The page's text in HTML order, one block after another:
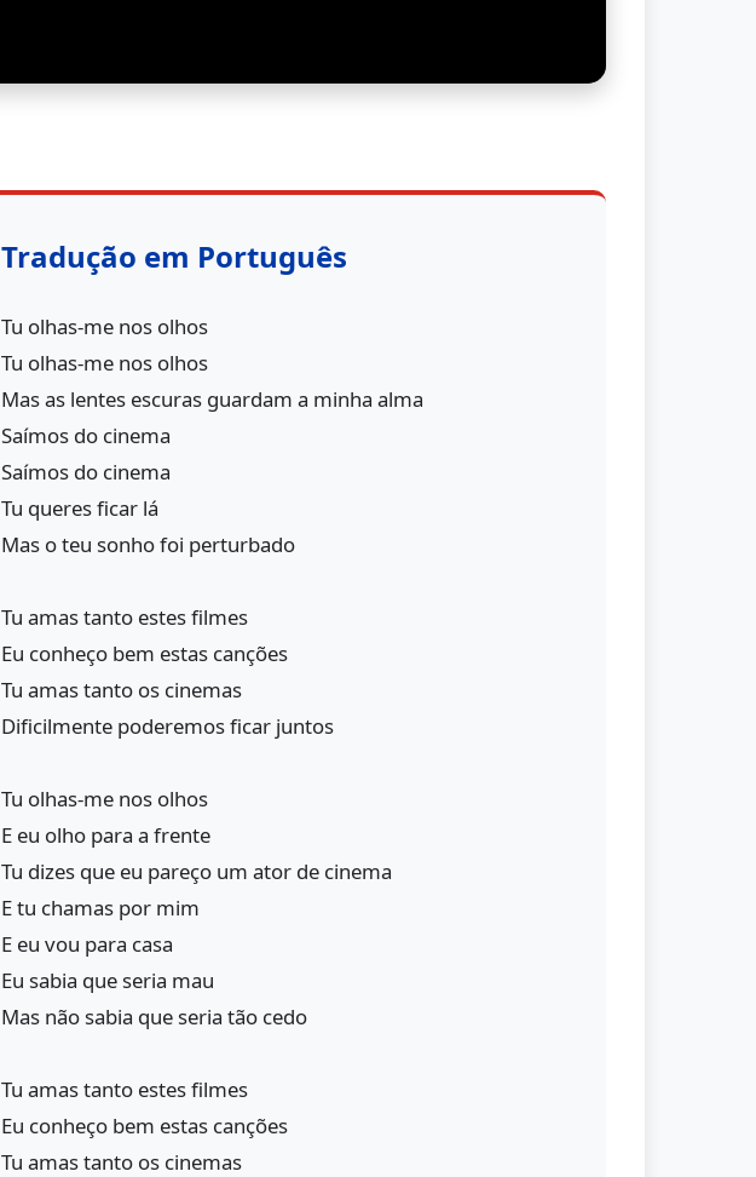
Tradução em Português
Tu olhas-me nos olhos
Tu olhas-me nos olhos
Mas as lentes escuras guardam a minha alma
Saímos do cinema
Saímos do cinema
Tu queres ficar lá
Mas o teu sonho foi perturbado
Tu amas tanto estes filmes
Eu conheço bem estas canções
Tu amas tanto os cinemas
Dificilmente poderemos ficar juntos
Tu olhas-me nos olhos
E eu olho para a frente
Tu dizes que eu pareço um ator de cinema
E tu chamas por mim
E eu vou para casa
Eu sabia que seria mau
Mas não sabia que seria tão cedo
Tu amas tanto estes filmes
Eu conheço bem estas canções
Tu amas tanto os cinemas